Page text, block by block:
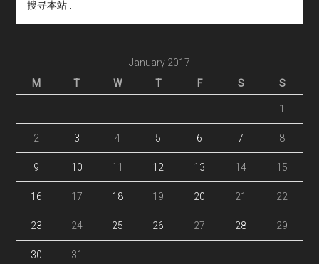
本
January 2017
M
T W T F S S
1
2 3 4 5 6 7 8
9 10 11 12 13 14 15
16 17 18 19 20 21 22
23 24 25 26 27 28 29
30 31